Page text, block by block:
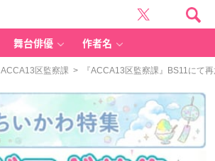
舞台俳優 作者名
ACCA13区監察課 > 『ACCA13区監察課』BS11にて